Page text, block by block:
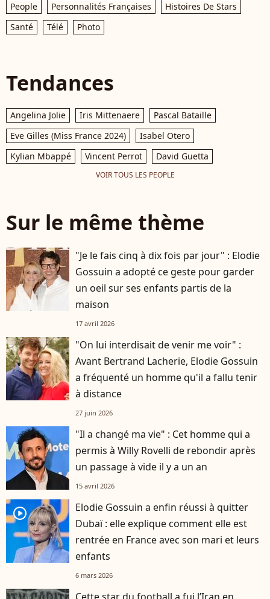
People Personnalités Françaises
Histoires De Stars
Santé
Télé Photo
Tendances
Angelina Jolie Iris Mittenaere
Pascal Bataille
Eve Gilles (Miss France 2024)
Isabel Otero
Kylian Mbappé
Vincent Perrot David Guetta
VOIR TOUS LES PEOPLE
Sur le même thème
"Je le fais cinq à dix fois par jour" : Elodie
Gossuin a adopté ce geste pour garder
un oeil sur ses enfants partis de la
maison
17 avril 2026
"On lui interdisait de venir me voir" :
Avant Bertrand Lacherie, Elodie Gossuin
a fréquenté un homme qu'il a fallu tenir
à distance
27 juin 2026
"Il a changé ma vie" : Cet homme qui a
permis à Willy Rovelli de rebondir après
un passage à vide il y a un an
15 avril 2026
player2
Elodie Gossuin a enfin réussi à quitter
Dubaï : elle explique comment elle est
rentrée en France avec son mari et leurs
enfants
6 mars 2026